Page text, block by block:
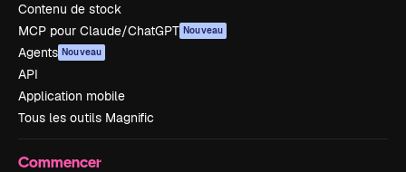
Contenu de stock
MCP pour Claude/ChatGPT Nouveau
Agents Nouveau
API
Application mobile
Tous les outils Magnific
Commencer